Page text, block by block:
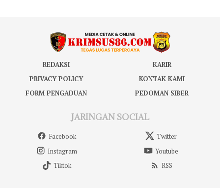
REDAKSI
KARIR
PRIVACY POLICY
KONTAK KAMI
FORM PENGADUAN
PEDOMAN SIBER
JARINGAN SOCIAL
Facebook
Twitter
Instagram
Youtube
Tiktok
RSS